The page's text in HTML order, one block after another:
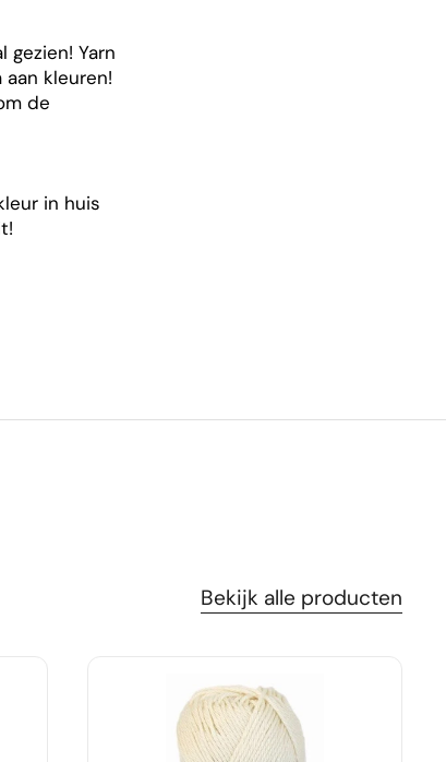
Yarn
kleuren!
de
in huis
Bekijk alle producten